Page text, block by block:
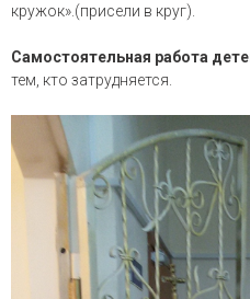
кружок».(присели в круг).
Самостоятельная работа
тем, кто затрудняется.